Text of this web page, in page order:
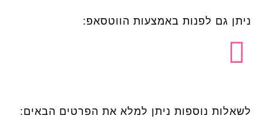
לשאלות נוספות ניתן למלא את הפרטים הבאים:
ניתן גם לפנות באמצעות הווטסאפ: